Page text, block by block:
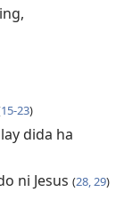
15-23)
dida ha
ni Jesus (28, 29)